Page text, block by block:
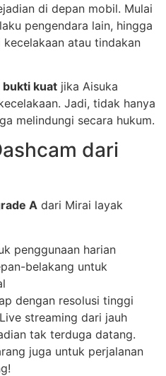
di depan mobil. Mulai
pengendara lain, hingga
atau tindakan
bukti kuat jika Aisuka
Jadi, tidak hanya
melindungi secara hukum.
dari
A dari Mirai layak
penggunaan harian
belakang untuk
dengan resolusi tinggi
streaming dari jauh
tak terduga datang.
juga untuk perjalanan